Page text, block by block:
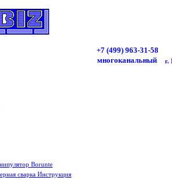
+7 (499) 963-31-58
многоканальный
г.
Borunte
сварка Инструкция